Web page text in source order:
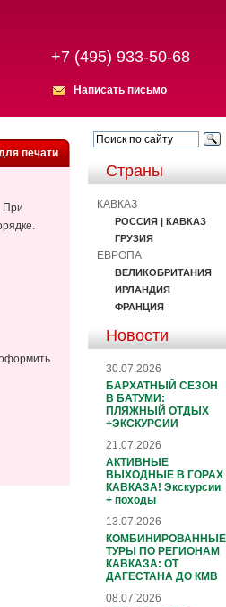
+7 (495) 933-50-68
Написать письмо
печати
При
Страны
КАВКАЗ
РОССИЯ | КАВКАЗ
ГРУЗИЯ
ЕВРОПА
ВЕЛИКОБРИТАНИЯ
ИРЛАНДИЯ
ФРАНЦИЯ
Новости
30.07.2026
БАРХАТНЫЙ СЕЗОН
В БАТУМИ:
ПЛЯЖНЫЙ ОТДЫХ
+ЭКСКУРСИИ
21.07.2026
АКТИВНЫЕ
ВЫХОДНЫЕ В ГОРАХ
КАВКАЗА! Экскурсии
+ походы
13.07.2026
КОМБИНИРОВАННЫЕ
ТУРЫ ПО РЕГИОНАМ
КАВКАЗА: ОТ
ДАГЕСТАНА ДО КМВ
08.07.2026